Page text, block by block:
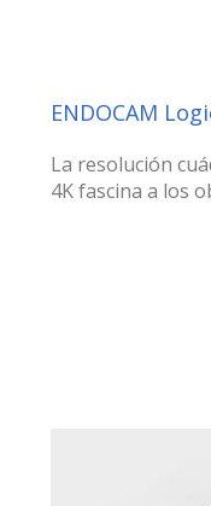
ENDOCAM
La resolución
4K fascina a los